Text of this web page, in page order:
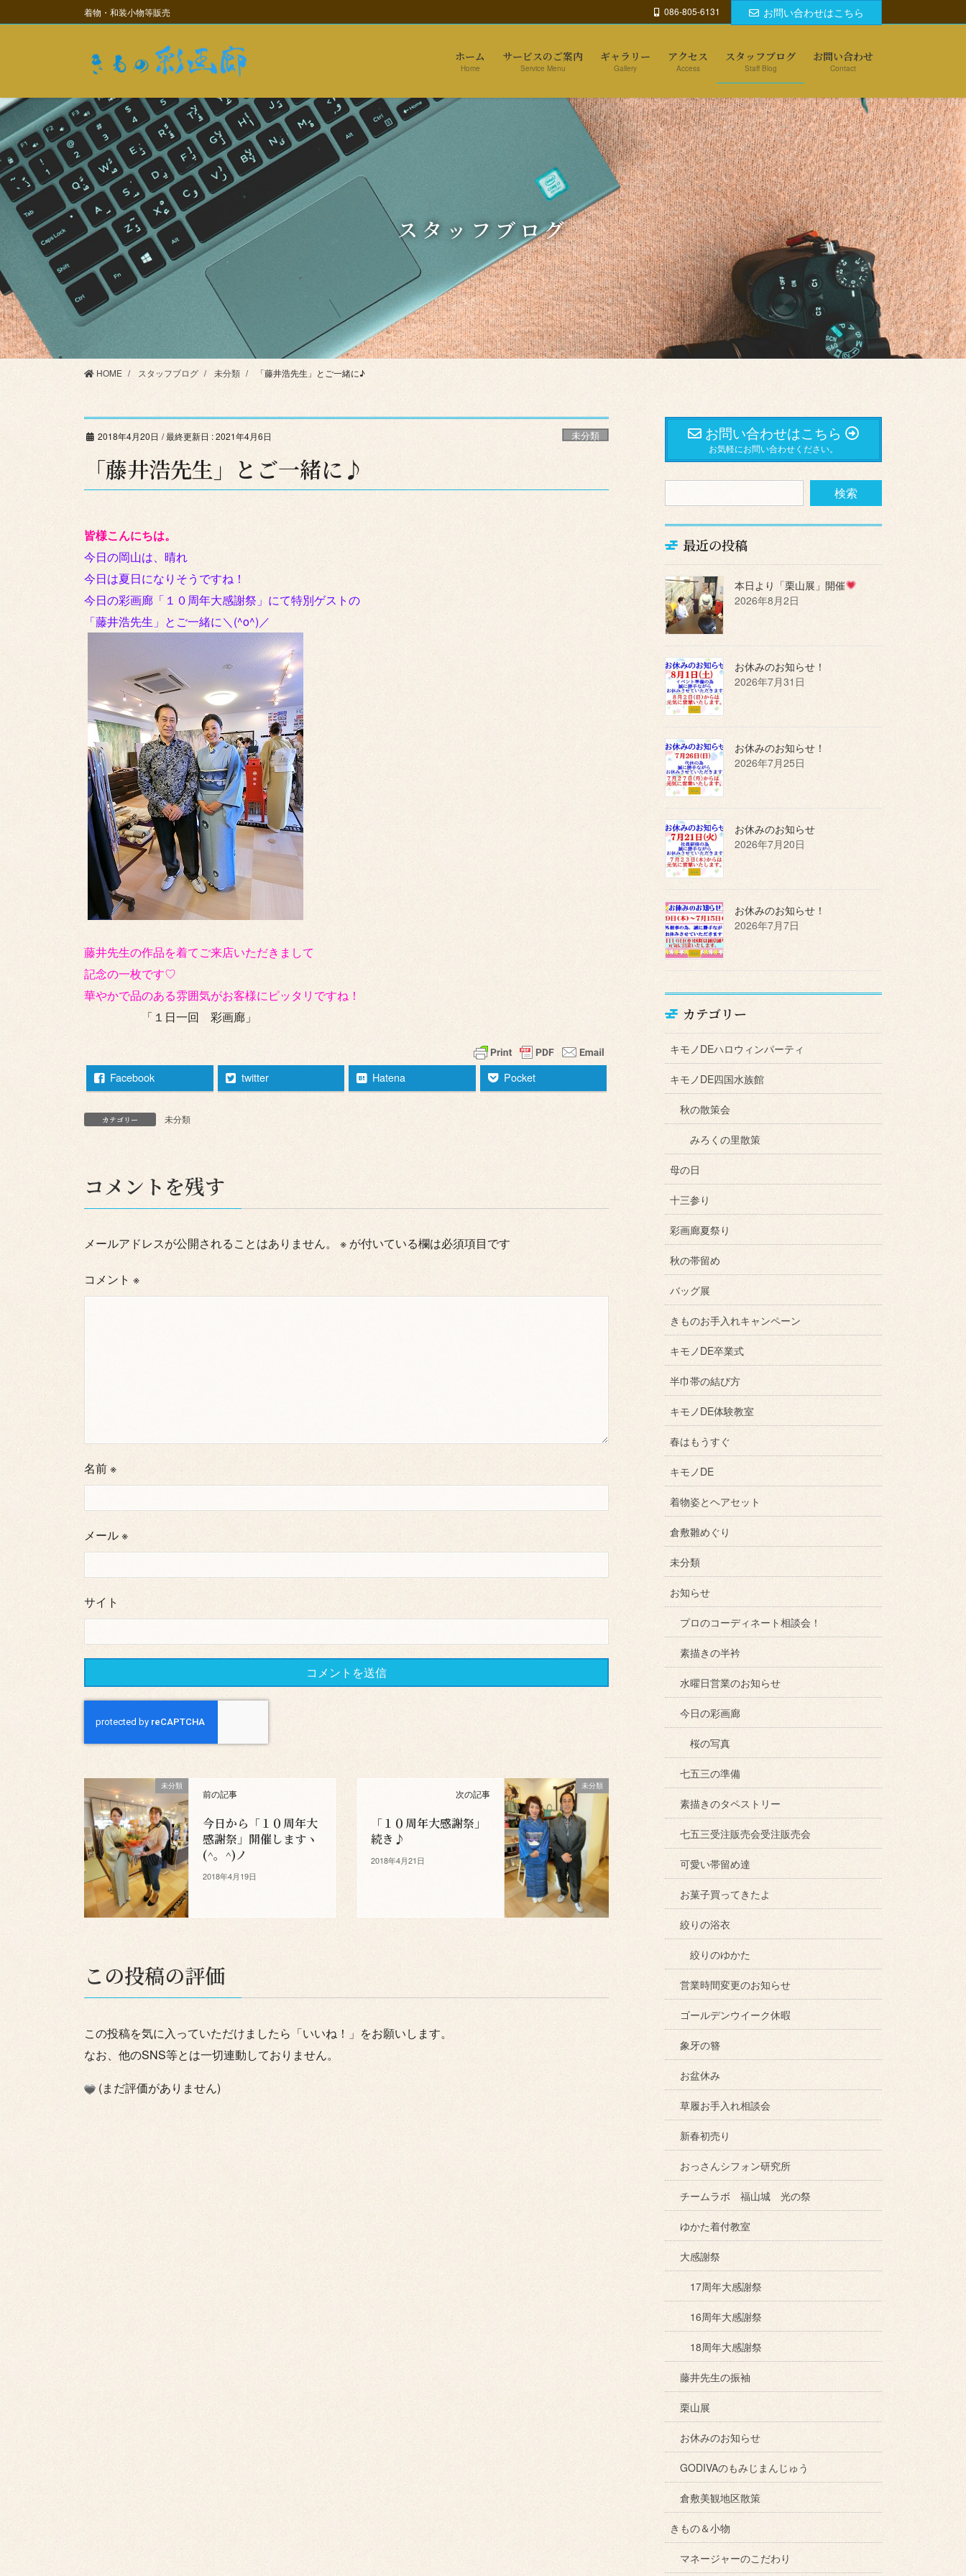
ン
に
移
ビ
ョ
ン
移
動
着物・和装小物等販売 086-805-6131 お問い合わせはこちら
ホーム
Home
サービスのご案内
Service Menu
ギャラリー
Gallery
アクセス
Access
スタッフブログ
Staff Blog
お問い合わせ
Contact
スタッフブログ
HOME スタッフブログ 未分類 「藤井浩先生」とご一緒に♪
2018年4月20日 / 最終更新日 :2021年4月6日 未分類
「藤井浩先生」とご一緒に♪
皆様こんにちは。
今日の岡山は、晴れ
今日は夏日になりそうですね！
今日の彩画廊「１０周年大感謝祭」にて特別ゲストの
「藤井浩先生」とご一緒に＼(^o^)／
藤井先生の作品を着てご来店いただきまして
記念の一枚です♡
華やかで品のある雰囲気がお客様にピッタリですね！
「１日一回 彩画廊」
Facebook twitter Hatena Pocket
カテゴリー 未分類
コメントを残す
メールアドレスが公開されることはありません。 ※ が付いている欄は必須項目です
コメント ※
名前※
メール※
サイト
未分類
前の記事
今日から「１０周年大
感謝祭」開催しますヽ
(^。^)ノ
2018年4月19日
未分類
次の記事
「１０周年大感謝祭」
続き♪
2018年4月21日
この投稿の評価
この投稿を気に入っていただけましたら「いいね！」をお願いします。
なお、他のSNS等とは一切連動しておりません。
(まだ評価がありません)
お問い合わせはこちら
お気軽にお問い合わせください。
最近の投稿
本日より「栗山展」開催
2026年8月2日
お休みのお知らせ！
2026年7月31日
お休みのお知らせ！
2026年7月25日
お休みのお知らせ
2026年7月20日
お休みのお知らせ！
2026年7月7日
カテゴリー
キモノDEハロウィンパーティ
キモノDE四国水族館
秋の散策会
みろくの里散策
母の日
十三参り
彩画廊夏祭り
秋の帯留め
バッグ展
きものお手入れキャンペーン
キモノDE卒業式
半巾帯の結び方
キモノDE体験教室
春はもうすぐ
キモノDE
着物姿とヘアセット
倉敷雛めぐり
未分類
お知らせ
プロのコーディネート相談会！
素描きの半衿
水曜日営業のお知らせ
今日の彩画廊
桜の写真
七五三の準備
素描きのタペストリー
七五三受注販売会受注販売会
可愛い帯留め達
お菓子買ってきたよ
絞りの浴衣
絞りのゆかた
営業時間変更のお知らせ
ゴールデンウイーク休暇
象牙の簪
お盆休み
草履お手入れ相談会
新春初売り
おっさんシフォン研究所
チームラボ 福山城 光の祭
ゆかた着付教室
大感謝祭
17周年大感謝祭
16周年大感謝祭
18周年大感謝祭
藤井先生の振袖
栗山展
お休みのお知らせ
GODIVAのもみじまんじゅう
倉敷美観地区散策
きもの＆小物
マネージャーのこだわり